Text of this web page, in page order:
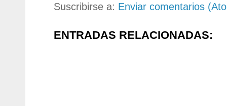
Suscribirse a: Enviar comentarios
ENTRADAS RELACIONADAS: